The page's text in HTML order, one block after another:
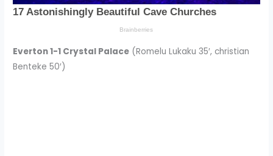
Everton 1-1 Crystal Palace (Romelu Lukaku 35′, christian
Benteke 50′)